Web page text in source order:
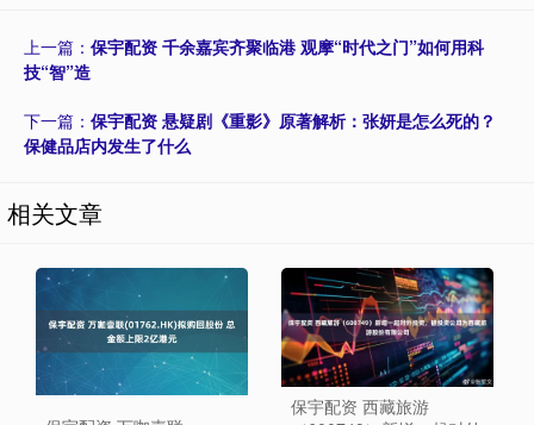
上一篇： 保宇配资 千余嘉宾齐聚临港 观摩“时代之门”如何用科
技“智”造
下一篇： 保宇配资 悬疑剧《重影》原著解析：张妍是怎么死的？
保健品店内发生了什么
相关文章
保宇配资 西藏旅游